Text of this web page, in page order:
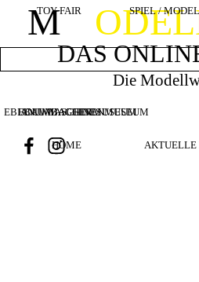
Direkt zum Seiteninhalt
M
TOY FAIR SPIEL /
DAS
Die
BOUWMACHINES
BAUMASCHINENMUSEUM
EBIANUMBAGGERMUSEUM
HOME AKTUELLE